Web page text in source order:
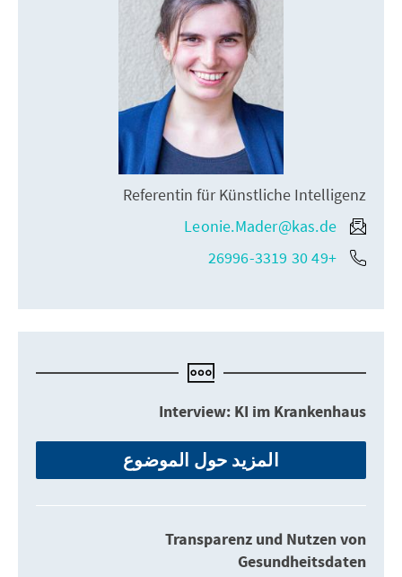
Referentin für Künstliche Intelligenz
Leonie.Mader@kas.de
+49 30 26996-3319
Interview: KI im Krankenhaus
المزيد حول الموضوع
Transparenz und Nutzen von
Gesundheitsdaten